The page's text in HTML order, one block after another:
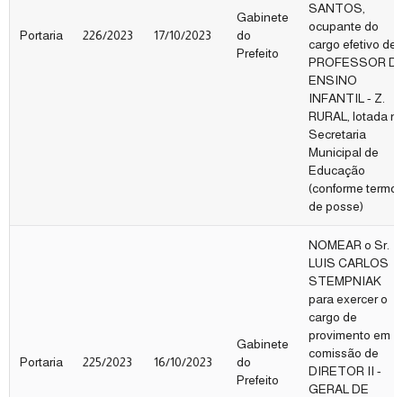
Portaria 226/2023 17/10/2023
Gabinete
do
Prefeito
SANTOS,
ocupante do
cargo efetivo de
PROFESSOR
ENSINO
INFANTIL - Z.
RURAL, lotada
Secretaria
Municipal de
Educação
(conforme termo
de posse)
Portaria 225/2023 16/10/2023
Gabinete
do
Prefeito
NOMEAR o Sr.
LUIS CARLOS
STEMPNIAK
para exercer o
cargo de
provimento em
comissão de
DIRETOR II -
GERAL DE